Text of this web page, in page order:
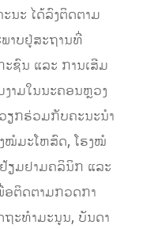
ນະ ໄດ້ລົງຕິດຕາມ
າບຢູ່ສະຖານທີ່
ຊົນ ແລະ ການເສີມ
າມໃນນະຄອນຫຼວງ
ຽກຮ່ວມກັບຄະນະນຳ
ໝໍມະໂຫສົດ, ໂຮງໝໍ
ຽມຢາມຄລິນິກ ແລະ
ອຕິດຕາມກວດກາ
ະທຳມະນູນ, ບັນດາ